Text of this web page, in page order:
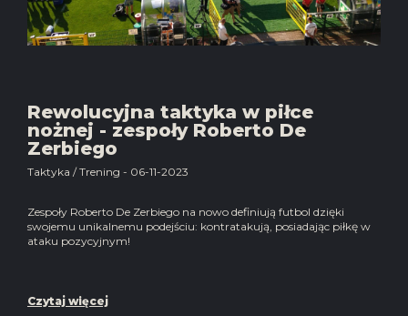
Rewolucyjna taktyka w piłce
nożnej - zespoły Roberto De
Zerbiego
Taktyka / Trening - 06-11-2023
Zespoły Roberto De Zerbiego na nowo definiują futbol dzięki
swojemu unikalnemu podejściu: kontratakują, posiadając piłkę w
ataku pozycyjnym!
Czytaj więcej